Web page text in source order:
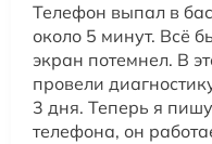
Телефон выпал в
около 5 минут. Всё
экран потемнел. В
провели
3 дня. Теперь я пишу
телефона, он